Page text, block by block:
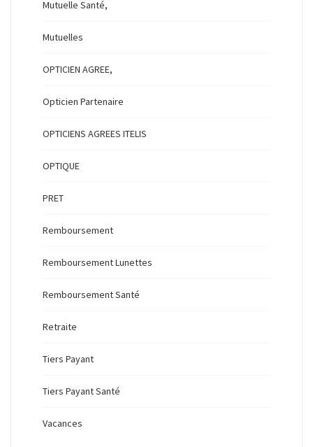
Mutuelle Santé,
Mutuelles
OPTICIEN AGREE,
Opticien Partenaire
OPTICIENS AGREES ITELIS
OPTIQUE
PRET
Remboursement
Remboursement Lunettes
Remboursement Santé
Retraite
Tiers Payant
Tiers Payant Santé
Vacances